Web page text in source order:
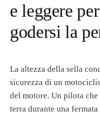
e leggere
godersi la
La altezza della sella
sicurezza di un
del motore. Un pilota
terra durante una